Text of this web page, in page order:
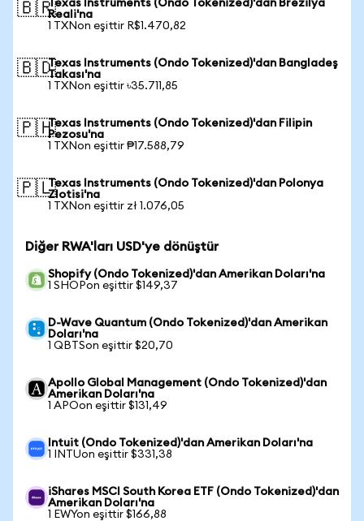
🇧🇷Texas Instruments (Ondo Tokenized)'dan Brezilya
Reali'na
1 TXNon eşittir R$1.470,82
🇧🇩Texas Instruments (Ondo Tokenized)'dan Bangladeş
Takası'na
1 TXNon eşittir ৳35.711,85
🇵🇭Texas Instruments (Ondo Tokenized)'dan Filipin
Pezosu'na
1 TXNon eşittir ₱17.588,79
🇵🇱Texas Instruments (Ondo Tokenized)'dan Polonya
Zlotisi'na
1 TXNon eşittir zł 1.076,05
Diğer RWA'ları USD'ye dönüştür
Shopify (Ondo Tokenized)'dan Amerikan Doları'na
1 SHOPon eşittir $149,37
D-Wave Quantum (Ondo Tokenized)'dan Amerikan
Doları'na
1 QBTSon eşittir $20,70
Apollo Global Management (Ondo Tokenized)'dan
Amerikan Doları'na
1 APOon eşittir $131,49
Intuit (Ondo Tokenized)'dan Amerikan Doları'na
1 INTUon eşittir $331,38
iShares MSCI South Korea ETF (Ondo Tokenized)'dan
Amerikan Doları'na
1 EWYon eşittir $166,88